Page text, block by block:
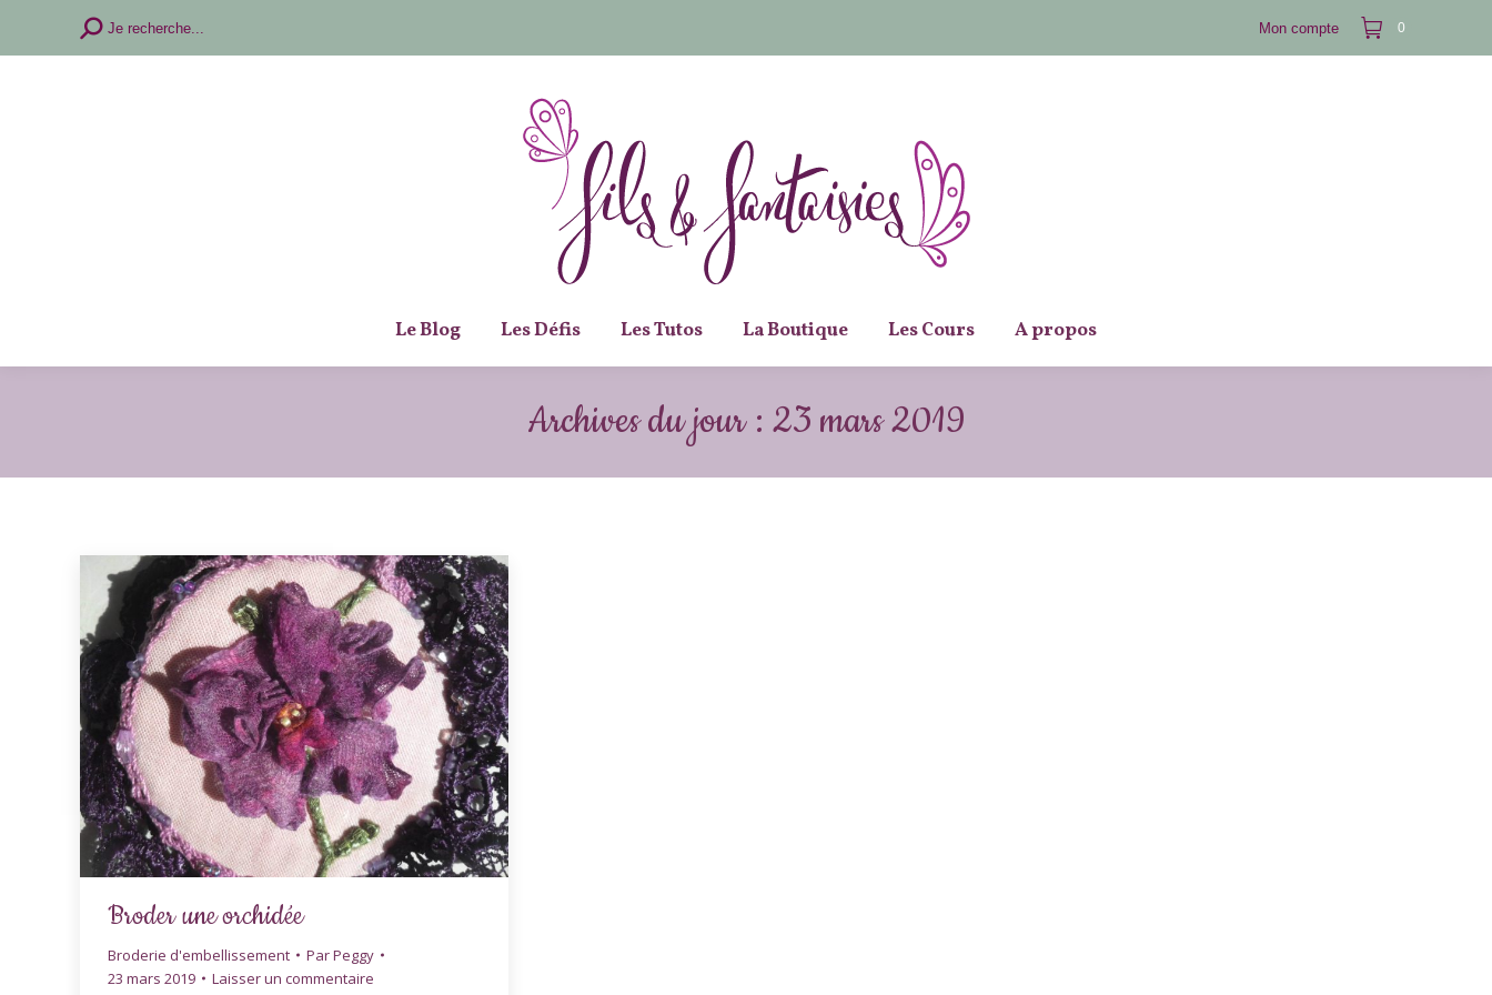
Recherche
Je recherche... Mon compte 0
Le Blog Les Défis Les Tutos La Boutique Les Cours A propos
Archives du jour : 23 mars 2019
Broder une orchidée
Broderie d'embellissement ParPeggy
23 mars 2019
Laisser un commentaire